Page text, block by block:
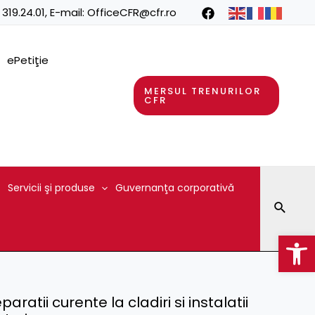
, E-mail: OfficeCFR@cfr.ro
ePetiţie
MERSUL TRENURILOR
CFR
Servicii şi produse Guvernanţa corporativă
curente la cladiri si instalatii